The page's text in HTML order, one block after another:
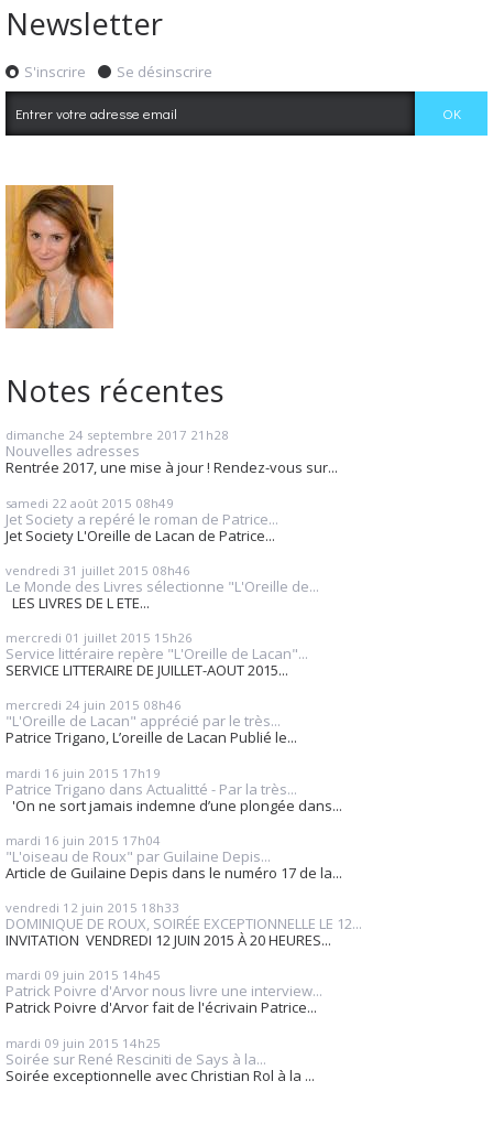
Newsletter
S'inscrire Se désinscrire
Notes récentes
dimanche 24 septembre 2017 21h28
Nouvelles adresses
Rentrée 2017, une mise à jour ! Rendez-vous sur...
samedi 22 août 2015 08h49
Jet Society a repéré le roman de Patrice...
Jet Society L'Oreille de Lacan de Patrice...
vendredi 31 juillet 2015 08h46
Le Monde des Livres sélectionne "L'Oreille de...
LES LIVRES DE L ETE...
mercredi 01 juillet 2015 15h26
Service littéraire repère "L'Oreille de Lacan"...
SERVICE LITTERAIRE DE JUILLET-AOUT 2015...
mercredi 24 juin 2015 08h46
"L'Oreille de Lacan" apprécié par le très...
Patrice Trigano, L’oreille de Lacan Publié le...
mardi 16 juin 2015 17h19
Patrice Trigano dans Actualitté - Par la très...
'On ne sort jamais indemne d’une plongée dans...
mardi 16 juin 2015 17h04
"L'oiseau de Roux" par Guilaine Depis...
Article de Guilaine Depis dans le numéro 17 de la...
vendredi 12 juin 2015 18h33
DOMINIQUE DE ROUX, SOIRÉE EXCEPTIONNELLE LE 12...
INVITATION VENDREDI 12 JUIN 2015 À 20 HEURES...
mardi 09 juin 2015 14h45
Patrick Poivre d'Arvor nous livre une interview...
Patrick Poivre d'Arvor fait de l'écrivain Patrice...
mardi 09 juin 2015 14h25
Soirée sur René Resciniti de Says à la...
Soirée exceptionnelle avec Christian Rol à la ...